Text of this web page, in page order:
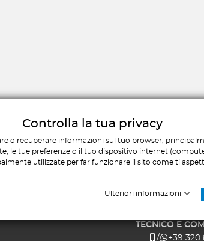
COME
Via Giovanni
+39 085
TECNICO E
/
+39 320
Controlla la tua privacy
o recuperare informazioni sul tuo browser,
le tue preferenze o il tuo dispositivo internet
utilizzate per far funzionare il sito come ti
Ulteriori informazioni